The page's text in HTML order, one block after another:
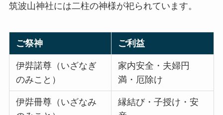
筑波山神社には二柱の神様が祀られています。
ご祭神 ご利益
伊弉諾尊（いざなぎ
のみこと）
家内安全・夫婦円
満・厄除け
伊弉冊尊（いざなみ
縁結び・子授け・安